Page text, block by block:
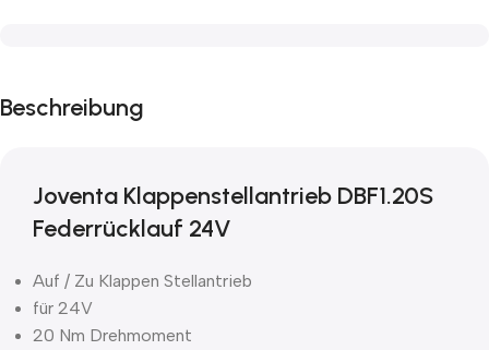
Beschreibung
Joventa Klappenstellantrieb DBF1.20S
Federrücklauf 24V
Auf / Zu Klappen Stellantrieb
für 24V
20 Nm Drehmoment